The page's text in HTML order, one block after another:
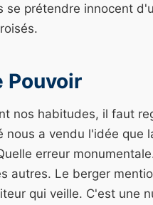
se prétendre innocent
Pouvoir
nos habitudes, il faut
nous a vendu l'idée que
erreur
autres. Le berger
qui veille. C'est une